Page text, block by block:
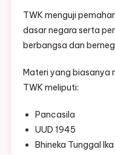
TWK menguji
dasar negara serta
berbangsa dan
Materi yang biasanya
TWK meliputi:
Pancasila
UUD 1945
Bhineka Tunggal Ika